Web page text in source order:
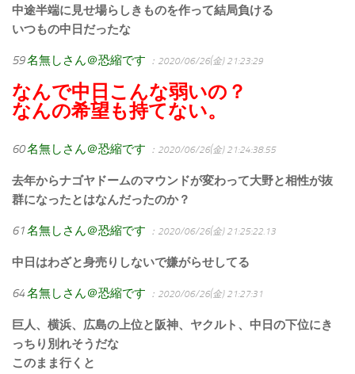
中途半端に見せ場らしきものを作って結局負ける
いつもの中日だったな
59名無しさん＠恐縮です ：2020/06/26(金) 21:23:29
なんで中日こんな弱いの？
なんの希望も持てない。
60名無しさん＠恐縮です ：2020/06/26(金) 21:24:38.55
去年からナゴヤドームのマウンドが変わって大野と相性が抜
群になったとはなんだったのか？
61名無しさん＠恐縮です ：2020/06/26(金) 21:25:22.13
中日はわざと身売りしないで嫌がらせしてる
64名無しさん＠恐縮です ：2020/06/26(金) 21:27:31
巨人、横浜、広島の上位と阪神、ヤクルト、中日の下位にき
っちり別れそうだな
このまま行くと